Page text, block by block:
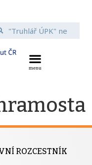
ROZCESTNÍK